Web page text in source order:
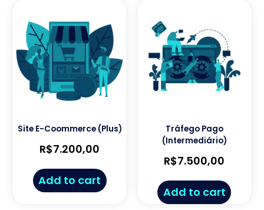
Site E-Coommerce (Plus)
R$7.200,00
Add to cart
Tráfego Pago
(Intermediário)
R$7.500,00
Add to cart